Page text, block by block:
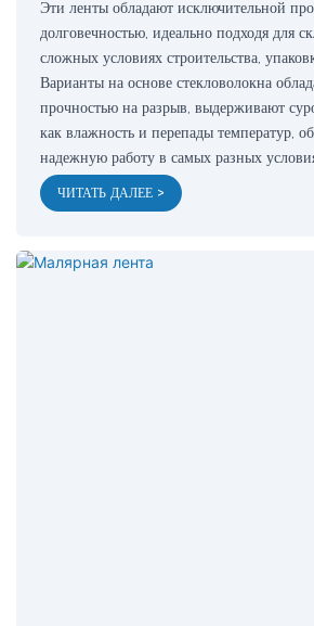
Эти ленты обладают исключительной
долговечностью, идеально подходя для
сложных условиях строительства,
Варианты на основе стекловолокна
прочностью на разрыв, выдерживают
как влажность и перепады температур,
надежную работу в самых разных
ЧИТАТЬ ДАЛЕЕ >